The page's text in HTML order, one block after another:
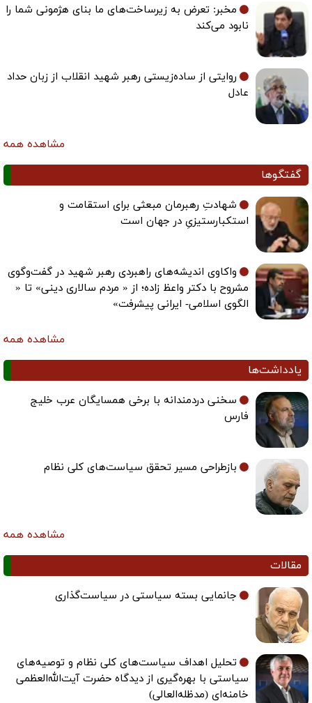
مخبر: تعرض به زیرساخت‌های ما بنای هژمونی شما را
نابود می‌کند
روایتی از ساده‌زیستی رهبر شهید انقلاب از زبان حداد
عادل
مشاهده همه
گفتگوها
شهادتِ رهبرمان مبعثی برای استقامت و
استکبارستیزیِ در جهان است
واکاوی اندیشه‌های راهبردی رهبر شهید در گفت‌وگوی
مشروح با دکتر واعظ زاده؛ از « مردم سالاری دینی» تا «
الگوی اسلامی- ایرانی پیشرفت»
مشاهده همه
یادداشت‌ها
سخنی دردمندانه با برخی همسایگان عرب خلیج
فارس
بازطراحی مسیر تحقق سیاست‌های کلی نظام
مشاهده همه
مقالات
جانمایی بسته سیاستی در سیاست‌گذاری
تحلیل اهداف سیاست‌های کلی نظام و توصیه‌های
سیاستی با بهره‌گیری از دیدگاه حضرت آیت‌الله‌العظمی
خامنه‌ای (مدظله‌العالی)